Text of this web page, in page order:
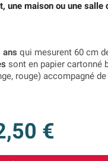
une maison ou une salle
ans qui mesurent 60 cm
sont en papier cartonné
rouge) accompagné
€